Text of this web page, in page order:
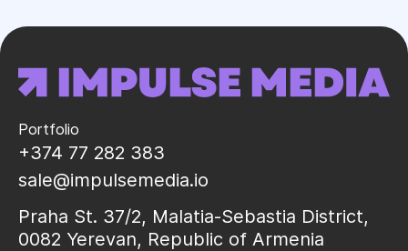
Portfolio
+374 77 282 383
sale@impulsemedia.io
Praha St. 37/2, Malatia-Sebastia District,
0082 Yerevan, Republic of Armenia